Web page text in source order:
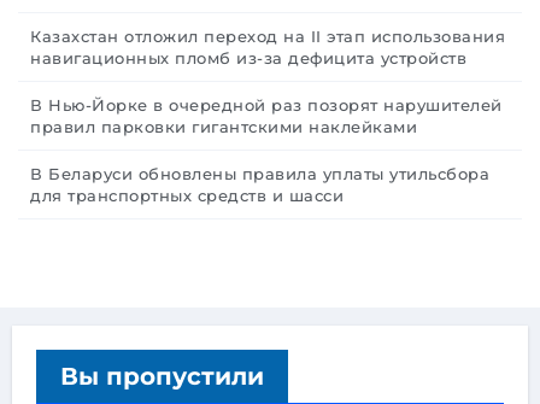
Казахстан отложил переход на II этап использования
навигационных пломб из-за дефицита устройств
В Нью-Йорке в очередной раз позорят нарушителей
правил парковки гигантскими наклейками
В Беларуси обновлены правила уплаты утильсбора
для транспортных средств и шасси
Вы пропустили